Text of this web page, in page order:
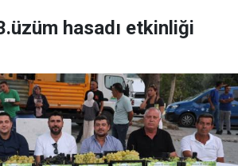
hasadı etkinliği